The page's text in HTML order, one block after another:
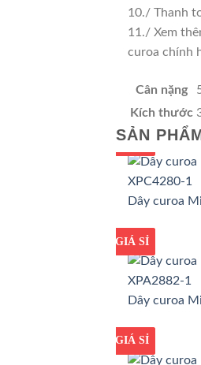
10./ Thanh
11./ Xem
curoa chính
Cân nặng
Kích thước
SẢN
GIÁ TỐT
GIÁ SỈ
Dây curoa
GIÁ TỐT
GIÁ SỈ
Dây curoa
GIÁ TỐT
GIÁ SỈ